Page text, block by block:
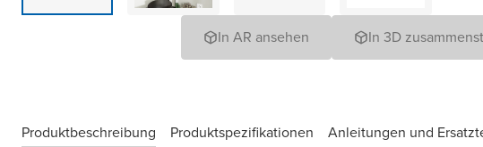
In AR ansehen In 3D
Produktbeschreibung Produktspezifikationen Anleitungen und